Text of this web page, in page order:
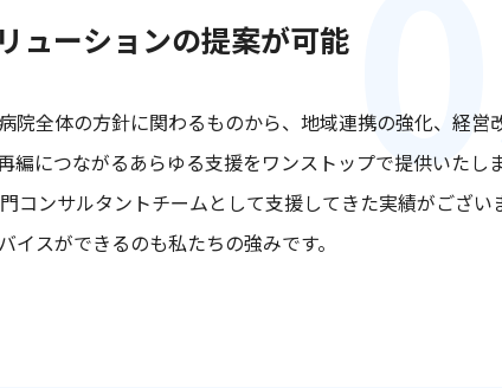
ューションの提案が可能
院全体の方針に関わるものから、地域連携の強化、経営
編につながるあらゆる支援をワンストップで提供いたし
コンサルタントチームとして支援してきた実績がござい
イスができるのも私たちの強みです。